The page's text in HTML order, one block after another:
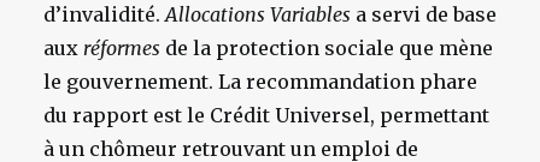
d’invalidité.Allocations Variables a servi de base
aux réformes de la protection sociale que mène
le gouvernement. La recommandation phare
du rapport est le Crédit Universel, permettant
à un chômeur retrouvant un emploi de